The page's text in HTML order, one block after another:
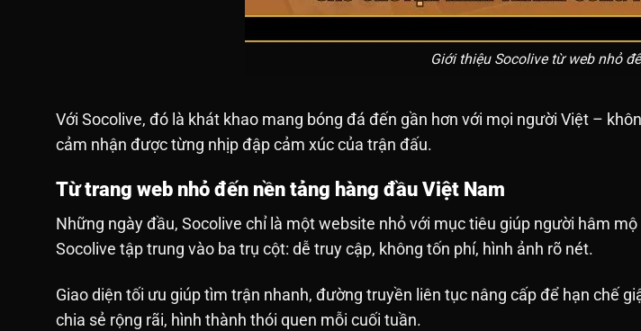
Giới thiệu Socolive từ web nhỏ
Với Socolive, đó là khát khao mang bóng đá đến gần hơn với mọi người Việt –
cảm nhận được từng nhịp đập cảm xúc của trận đấu.
Từ trang web nhỏ đến nền tảng hàng đầu Việt Nam
Những ngày đầu, Socolive chỉ là một website nhỏ với mục tiêu giúp người hâm
Socolive tập trung vào ba trụ cột: dễ truy cập, không tốn phí, hình ảnh rõ nét.
Giao diện tối ưu giúp tìm trận nhanh, đường truyền liên tục nâng cấp để hạn chế
chia sẻ rộng rãi, hình thành thói quen mỗi cuối tuần.